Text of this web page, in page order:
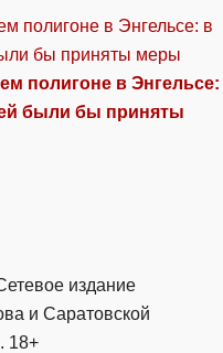
полигоне в Энгельсе:
были бы приняты
издание
и Саратовской
18+